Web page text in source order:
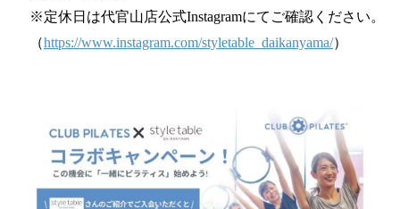
※定休日は代官山店公式Instagramにてご確認ください。
（https://www.instagram.com/styletable_daikanyama/）